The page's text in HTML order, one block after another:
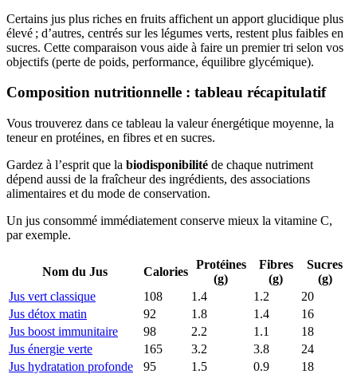
Certains jus plus riches en fruits affichent un apport glucidique plus
élevé ; d’autres, centrés sur les légumes verts, restent plus faibles en
sucres. Cette comparaison vous aide à faire un premier tri selon vos
objectifs (perte de poids, performance, équilibre glycémique).
Composition nutritionnelle : tableau récapitulatif
Vous trouverez dans ce tableau la valeur énergétique moyenne, la
teneur en protéines, en fibres et en sucres.
Gardez à l’esprit que la biodisponibilité de chaque nutriment
dépend aussi de la fraîcheur des ingrédients, des associations
alimentaires et du mode de conservation.
Un jus consommé immédiatement conserve mieux la vitamine C,
par exemple.
Nom du Jus Calories
Protéines
(g)
Fibres
(g)
Sucres
(g)
Jus vert classique
108 1.4 1.2
20
Jus détox matin
92 1.8 1.4
16
Jus boost immunitaire
98 2.2 1.1
18
Jus énergie verte
165 3.2 3.8
24
Jus hydratation profonde
95 1.5 0.9
18